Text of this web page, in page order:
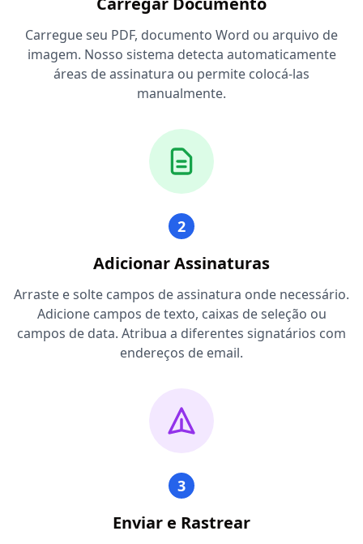
Carregue seu PDF, documento Word ou arquivo de
imagem. Nosso sistema detecta automaticamente
áreas de assinatura ou permite colocá-las
manualmente.
2
Adicionar Assinaturas
Arraste e solte campos de assinatura onde necessário.
Adicione campos de texto, caixas de seleção ou
campos de data. Atribua a diferentes signatários com
endereços de email.
3
Enviar e Rastrear